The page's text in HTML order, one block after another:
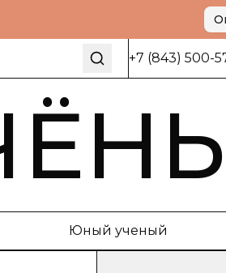
+7 (843) 500-
Юный ученый